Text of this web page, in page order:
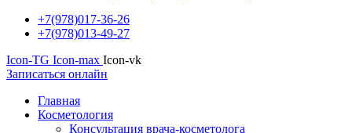
+7(978)017-36-26
+7(978)013-49-27
Icon-TG Icon-max Icon-vk
Записаться онлайн
Главная
Косметология
Консультация врача-косметолога